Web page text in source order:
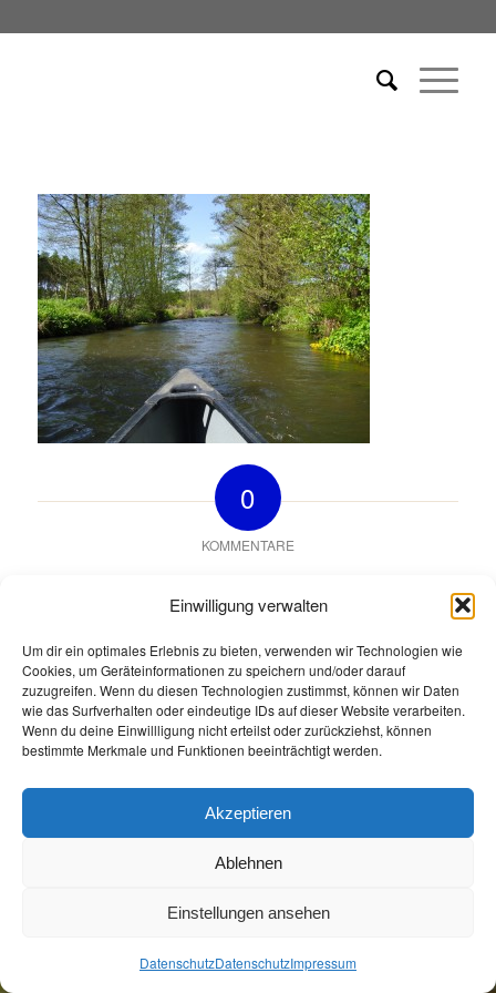
Einwilligung verwalten
Um dir ein optimales Erlebnis zu bieten, verwenden wir Technologien wie
Cookies, um Geräteinformationen zu speichern und/oder darauf
zuzugreifen. Wenn du diesen Technologien zustimmst, können wir Daten
wie das Surfverhalten oder eindeutige IDs auf dieser Website verarbeiten.
Wenn du deine Einwillligung nicht erteilst oder zurückziehst, können
bestimmte Merkmale und Funktionen beeinträchtigt werden.
Akzeptieren
Ablehnen
Einstellungen ansehen
DatenschutzDatenschutzImpressum
0
KOMMENTARE
Hinterlasse uns deinen Kommentar!
Du musstangemeldetsein, um einen Kommentar
abzugeben.
Allgemeine Geschäftsbedingungen
Jetzt Buchen